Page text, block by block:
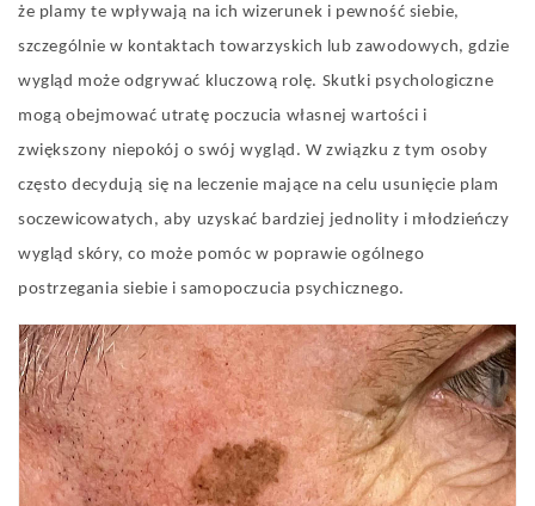
że plamy te wpływają na ich wizerunek i pewność siebie,
szczególnie w kontaktach towarzyskich lub zawodowych, gdzie
wygląd może odgrywać kluczową rolę. Skutki psychologiczne
mogą obejmować utratę poczucia własnej wartości i
zwiększony niepokój o swój wygląd. W związku z tym osoby
często decydują się na leczenie mające na celu usunięcie plam
soczewicowatych, aby uzyskać bardziej jednolity i młodzieńczy
wygląd skóry, co może pomóc w poprawie ogólnego
postrzegania siebie i samopoczucia psychicznego.